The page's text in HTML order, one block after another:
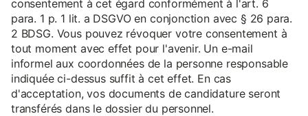
consentement à cet égard conformément à l'art. 6
para. 1 p. 1 lit. a DSGVO en conjonction avec § 26 para.
2 BDSG. Vous pouvez révoquer votre consentement à
tout moment avec effet pour l'avenir. Un e-mail
informel aux coordonnées de la personne responsable
indiquée ci-dessus suffit à cet effet. En cas
d'acceptation, vos documents de candidature seront
transférés dans le dossier du personnel.